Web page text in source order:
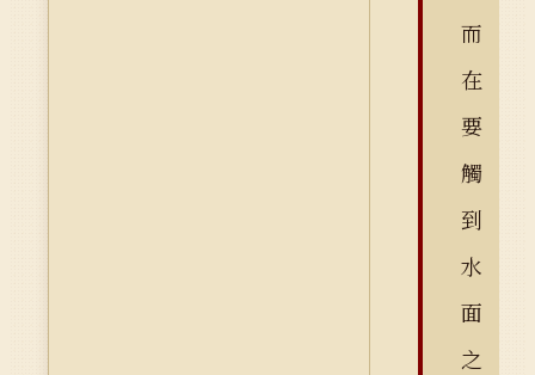
而
在
要
觸
到
水
面
之